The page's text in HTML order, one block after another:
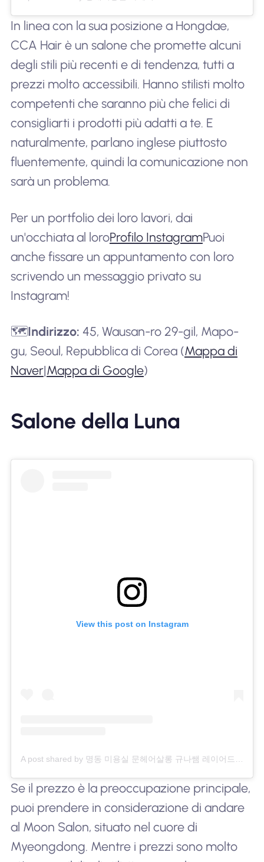
In linea con la sua posizione a Hongdae,
CCA Hair è un salone che promette alcuni
degli stili più recenti e di tendenza, tutti a
prezzi molto accessibili. Hanno stilisti molto
competenti che saranno più che felici di
consigliarti i prodotti più adatti a te. E
naturalmente, parlano inglese piuttosto
fluentemente, quindi la comunicazione non
sarà un problema.
Per un portfolio dei loro lavori, dai
un'occhiata al loroProfilo InstagramPuoi
anche fissare un appuntamento con loro
scrivendo un messaggio privato su
Instagram!
🗺️Indirizzo: 45, Wausan-ro 29-gil, Mapo-
gu, Seoul, Repubblica di Corea (Mappa di
Naver|Mappa di Google)
Salone della Luna
View this post on Instagram
Se il prezzo è la preoccupazione principale,
puoi prendere in considerazione di andare
al Moon Salon, situato nel cuore di
Myeongdong. Mentre i prezzi sono molto